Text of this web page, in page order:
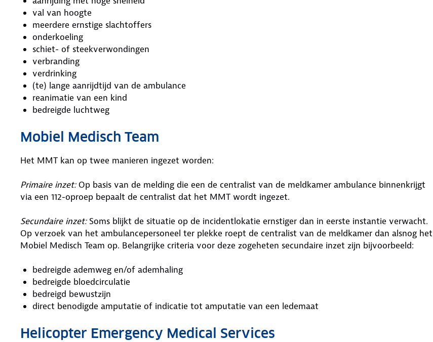
val van hoogte
meerdere ernstige slachtoffers
onderkoeling
schiet- of steekverwondingen
verbranding
verdrinking
(te) lange aanrijdtijd van de ambulance
reanimatie van een kind
bedreigde luchtweg
Mobiel Medisch Team
Het MMT kan op twee manieren ingezet worden:
Primaire inzet:Op basis van de melding die een de centralist van de meldkamer ambulance binnenkrijgt
via een 112-oproep bepaalt de centralist dat het MMT wordt ingezet.
Secundaire inzet:Soms blijkt de situatie op de incidentlokatie ernstiger dan in eerste instantie verwacht.
Op verzoek van het ambulancepersoneel ter plekke roept de centralist van de meldkamer dan alsnog het
Mobiel Medisch Team op. Belangrijke criteria voor deze zogeheten secundaire inzet zijn bijvoorbeeld:
bedreigde ademweg en/of ademhaling
bedreigde bloedcirculatie
bedreigd bewustzijn
direct benodigde amputatie of indicatie tot amputatie van een ledemaat
Helicopter Emergency Medical Services